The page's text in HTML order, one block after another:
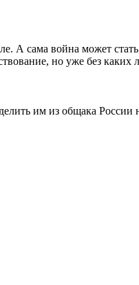
А сама война может
но уже без каких
им из общака России